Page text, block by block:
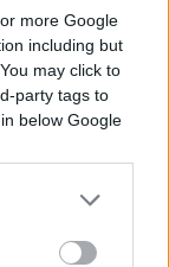
more Google
including but
may click to
party tags to
below Google
precedenti
circa 50mila
di ruolo (che
sono
con